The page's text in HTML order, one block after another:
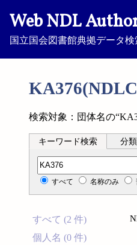
Web NDL
国立国会図書館典拠データ
検索対象：団体名の
キーワード検索 分
分類記号検索
すべて 名称のみ
すべて (2 件)
個人名 (0 件)